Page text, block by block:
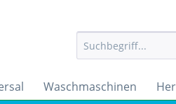
Waschmaschinen